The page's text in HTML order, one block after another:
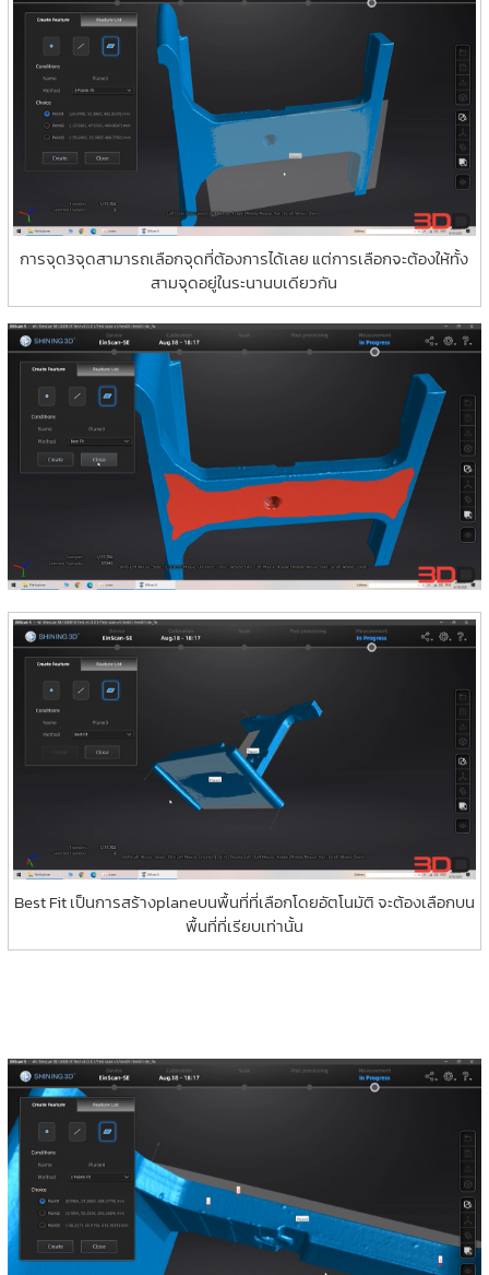
การจุด3จุดสามารถเลือกจุดที่ต้องการได้เลย แต่การเลือกจะต้องให้ทั้ง
สามจุดอยู่ในระนานบเดียวกัน
Best Fit เป็นการสร้างplaneบนพื้นที่ที่เลือกโดยอัตโนมัติ จะต้องเลือกบน
พื้นที่ที่เรียบเท่านั้น